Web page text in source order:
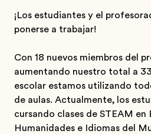
¡Los estudiantes y el
ponerse a trabajar!
Con 18 nuevos miembros del
aumentando nuestro total a
escolar estamos utilizando
de aulas. Actualmente, los
cursando clases de STEAM en
Humanidades e Idiomas del